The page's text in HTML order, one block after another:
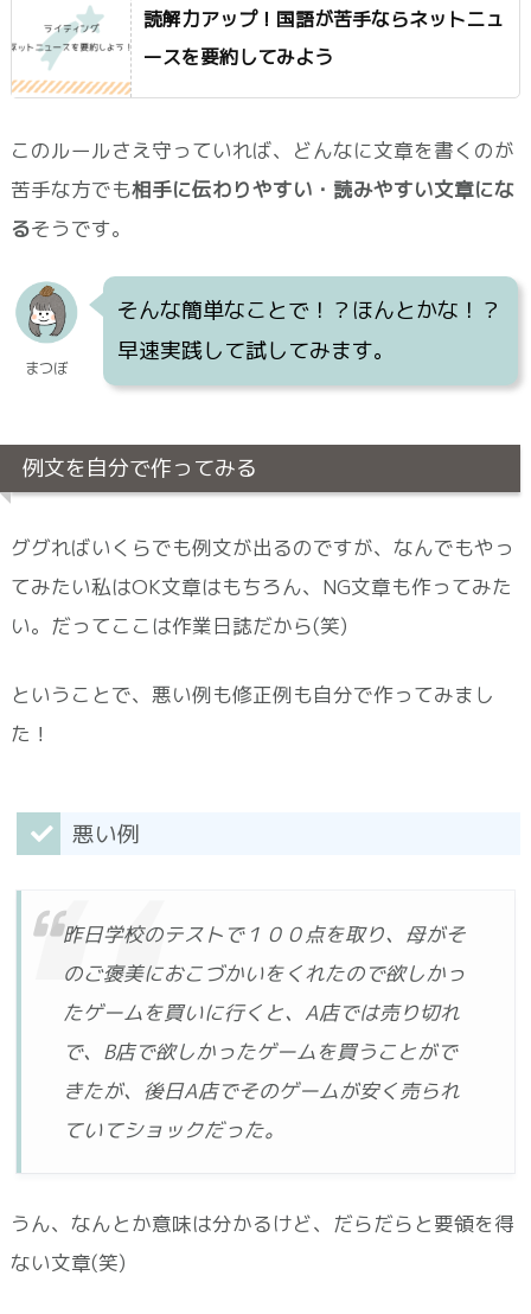
読解力アップ！国語が苦手ならネットニュ
ースを要約してみよう
このルールさえ守っていれば、どんなに文章を書くのが
苦手な方でも相手に伝わりやすい・読みやすい文章にな
るそうです。
まつぼ
そんな簡単なことで！？ほんとかな！？
早速実践して試してみます。
例文を自分で作ってみる
ググればいくらでも例文が出るのですが、なんでもやっ
てみたい私はOK文章はもちろん、NG文章も作ってみた
い。だってここは作業日誌だから(笑)
ということで、悪い例も修正例も自分で作ってみまし
た！
悪い例
昨日学校のテストで１００点を取り、母がそ
のご褒美におこづかいをくれたので欲しかっ
たゲームを買いに行くと、A店では売り切れ
で、B店で欲しかったゲームを買うことがで
きたが、後日A店でそのゲームが安く売られ
ていてショックだった。
うん、なんとか意味は分かるけど、だらだらと要領を得
ない文章(笑)